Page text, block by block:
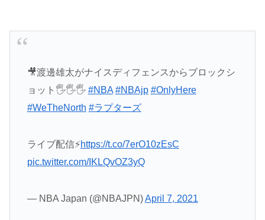
🎥渡邊雄太がナイスディフェンスからブロックシ
ョット🖐🖐🖐 #NBA #NBAjp #OnlyHere
#WeTheNorth #ラプターズ
ライブ配信⚡https://t.co/7erO10zEsC
pic.twitter.com/IKLQvOZ3yQ
— NBA Japan (@NBAJPN)April 7, 2021